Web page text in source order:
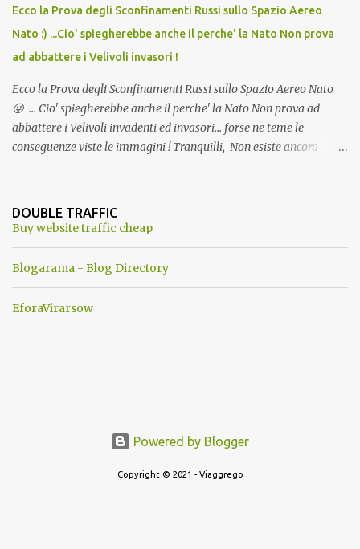
Ecco la Prova degli Sconfinamenti Russi sullo Spazio Aereo
Nato :) ...Cio' spiegherebbe anche il perche' la Nato Non prova
ad abbattere i Velivoli invasori !
Ecco la Prova degli Sconfinamenti Russi sullo Spazio Aereo Nato
😛 ... Cio' spiegherebbe anche il perche' la Nato Non prova ad
abbattere i Velivoli invadenti ed invasori... forse ne teme le
conseguenze viste le immagini ! Tranquilli, Non esiste ancora
ancora una fantasia Nato o forse una "False Flag", per provocare
una guerra mondiale che difficilmente da menti sane, potrebbe
DOUBLE TRAFFIC
Buy website traffic cheap
Blogarama - Blog Directory
EforaVirarsow
Powered by Blogger
Copyright © 2021 - Viaggrego